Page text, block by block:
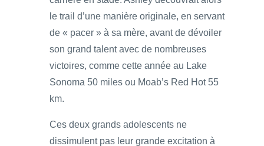
le trail d’une manière originale, en servant
de « pacer » à sa mère, avant de dévoiler
son grand talent avec de nombreuses
victoires, comme cette année au Lake
Sonoma 50 miles ou Moab’s Red Hot 55
km.
Ces deux grands adolescents ne
dissimulent pas leur grande excitation à